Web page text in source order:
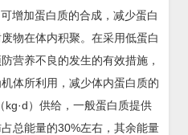
增加蛋白质的合成，减少蛋白
物在体内积聚。在采用低蛋白
营养不良的发生的有效措施，
体所利用，减少体内蛋白质的
）供给，一般蛋白质提供
总能量的30%左右，其余能量